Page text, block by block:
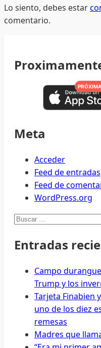
Lo siento, debes estar
comentario.
Meta
Acceder
Feed de entradas
Feed de
WordPress.org
Buscar:
Entradas
Campo
Trump y los
Tarjeta Finabien
uno de los diez
remesas
Madres que